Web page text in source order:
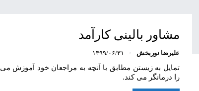
مشاور بالینی کارآمد
علیرضا نوربخش ۱۳۹۹/۰۶/۳۱
تمایل به زیستن مطابق با آنچه به مراجعان خود آموزش
را درمانگر می کند.